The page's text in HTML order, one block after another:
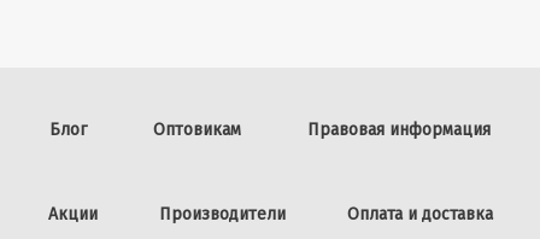
Блог Оптовикам Правовая информация
Акции Производители Оплата и доставка